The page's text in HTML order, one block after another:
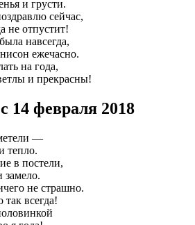
и грусти.
сейчас,
не отпустит!
навсегда,
ежечасно.
на года,
и прекрасны!
14 февраля 2018
—
тепло.
в постели,
замело.
не страшно.
всегда!